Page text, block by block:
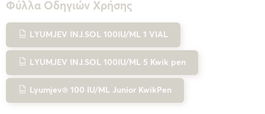
Φύλλα Οδηγιών Χρήσης
LΥUMJEV INJ.SOL 100IU/ML 1 VIAL
LΥUMJEV INJ.SOL 100IU/ML 5 Kwik pen
Lyumjev® 100 IU/ML Junior KwikPen